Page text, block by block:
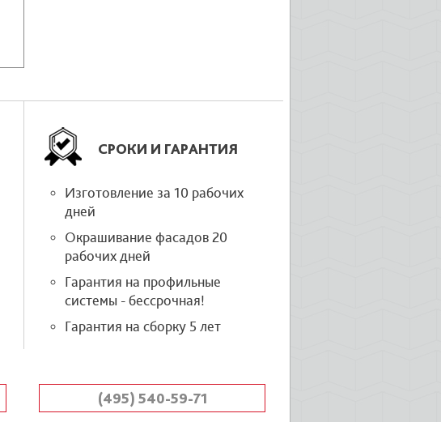
СРОКИ И ГАРАНТИЯ
Изготовление за 10 рабочих
дней
Окрашивание фасадов 20
рабочих дней
Гарантия на профильные
системы - бессрочная!
Гарантия на сборку 5 лет
(495) 540-59-71